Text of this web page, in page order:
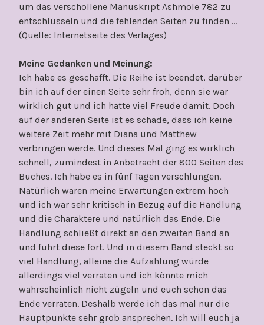
um das verschollene Manuskript Ashmole 782 zu
entschlüsseln und die fehlenden Seiten zu finden …
(Quelle: Internetseite des Verlages)
Meine Gedanken und Meinung:
Ich habe es geschafft. Die Reihe ist beendet, darüber
bin ich auf der einen Seite sehr froh, denn sie war
wirklich gut und ich hatte viel Freude damit. Doch
auf der anderen Seite ist es schade, dass ich keine
weitere Zeit mehr mit Diana und Matthew
verbringen werde. Und dieses Mal ging es wirklich
schnell, zumindest in Anbetracht der 800 Seiten des
Buches. Ich habe es in fünf Tagen verschlungen.
Natürlich waren meine Erwartungen extrem hoch
und ich war sehr kritisch in Bezug auf die Handlung
und die Charaktere und natürlich das Ende. Die
Handlung schließt direkt an den zweiten Band an
und führt diese fort. Und in diesem Band steckt so
viel Handlung, alleine die Aufzählung würde
allerdings viel verraten und ich könnte mich
wahrscheinlich nicht zügeln und euch schon das
Ende verraten. Deshalb werde ich das mal nur die
Hauptpunkte sehr grob ansprechen. Ich will euch ja